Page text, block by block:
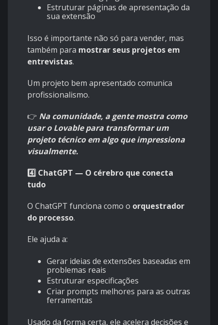
Estruturar páginas de apresentação da
sua extensão
Isso é importante não só para vender, mas
também para mostrar seus projetos em
entrevistas.
Um projeto bem apresentado comunica
profissionalismo.
👉 Na comunidade, a gente mostra como
usar o Lovable para transformar um
projeto técnico em algo que impressiona
visualmente.
4️⃣ ChatGPT — O cérebro que conecta
tudo
O ChatGPT funciona como o orquestrador
do processo.
Ele ajuda a:
Gerar ideias de extensões baseadas em
problemas reais
Estruturar especificações
Criar prompts melhores para as outras
ferramentas
Usado da forma certa, ele acelera decisões e